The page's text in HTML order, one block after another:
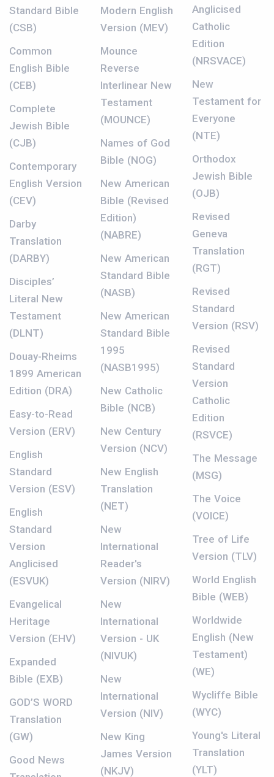
Standard Bible
(CSB)
Common
English Bible
(CEB)
Complete
Jewish Bible
(CJB)
Contemporary
English Version
(CEV)
Darby
Translation
(DARBY)
Disciples’
Literal New
Testament
(DLNT)
Douay-Rheims
1899 American
Edition (DRA)
Easy-to-Read
Version (ERV)
English
Standard
Version (ESV)
English
Standard
Version
Anglicised
(ESVUK)
Evangelical
Heritage
Version (EHV)
Expanded
Bible (EXB)
GOD’S WORD
Translation
(GW)
Good News
Modern English
Version (MEV)
Mounce
Reverse
Interlinear New
Testament
(MOUNCE)
Names of God
Bible (NOG)
New American
Bible (Revised
Edition)
(NABRE)
New American
Standard Bible
(NASB)
New American
Standard Bible
1995
(NASB1995)
New Catholic
Bible (NCB)
New Century
Version (NCV)
New English
Translation
(NET)
New
International
Reader's
Version (NIRV)
New
International
Version - UK
(NIVUK)
New
International
Version (NIV)
New King
James Version
(NKJV)
Anglicised
Catholic
Edition
(NRSVACE)
New
Testament for
Everyone
(NTE)
Orthodox
Jewish Bible
(OJB)
Revised
Geneva
Translation
(RGT)
Revised
Standard
Version (RSV)
Revised
Standard
Version
Catholic
Edition
(RSVCE)
The Message
(MSG)
The Voice
(VOICE)
Tree of Life
Version (TLV)
World English
Bible (WEB)
Worldwide
English (New
Testament)
(WE)
Wycliffe Bible
(WYC)
Young's Literal
Translation
(YLT)